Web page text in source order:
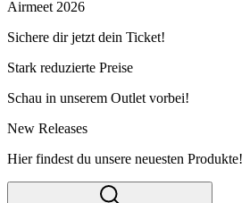
Airmeet 2026
Sichere dir jetzt dein Ticket!
Stark reduzierte Preise
Schau in unserem Outlet vorbei!
New Releases
Hier findest du unsere neuesten Produkte!